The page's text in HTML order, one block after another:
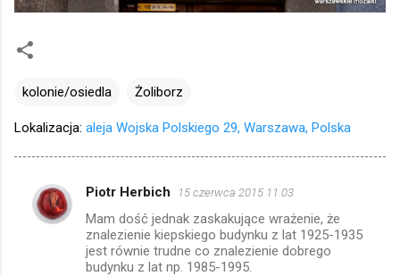
kolonie/osiedla Żoliborz
Lokalizacja: aleja Wojska Polskiego 29, Warszawa, Polska
K
o
Piotr Herbich 15 czerwca 2015 11:03
Mam dość jednak zaskakujące wrażenie, że
znalezienie kiepskiego budynku z lat 1925-1935
jest równie trudne co znalezienie dobrego
budynku z lat np. 1985-1995.